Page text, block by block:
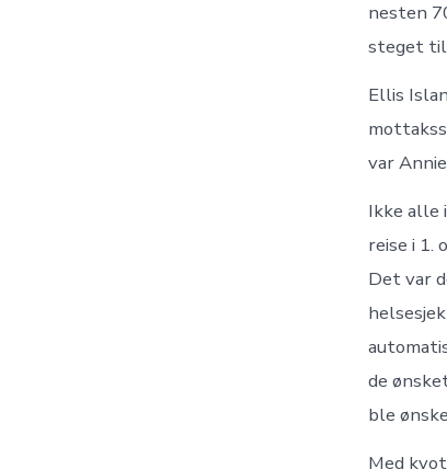
nesten
steget til
Ellis
var
Ikke alle
reise i 1.
Det var
de
ble
Med